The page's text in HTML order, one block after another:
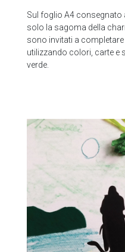
Sul foglio A4 consegnato
solo la sagoma della
sono invitati a
utilizzando colori, carte e
verde.